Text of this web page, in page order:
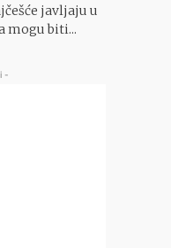
javljaju u
mogu biti...
-